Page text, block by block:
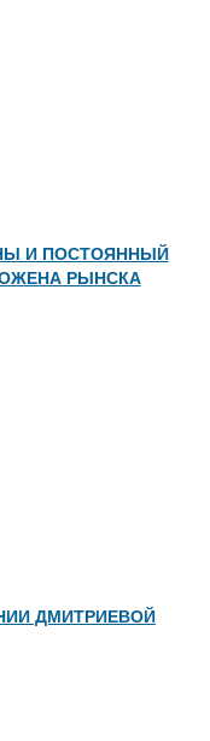
И ПОСТОЯННЫЙ
РЫНСКА
ДМИТРИЕВОЙ